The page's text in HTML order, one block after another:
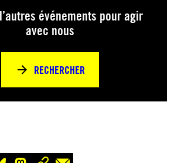
événements pour agir
avec nous
RECHERCHER